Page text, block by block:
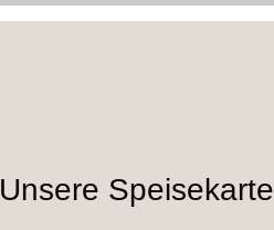
Unsere Speisekarte